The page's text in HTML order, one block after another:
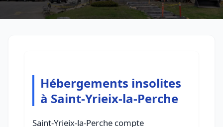
Hébergements insolites
à Saint-Yrieix-la-Perche
Saint-Yrieix-la-Perche compte